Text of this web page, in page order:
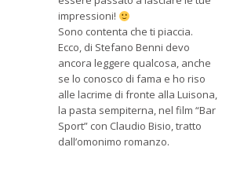
impressioni!
Sono contenta che ti piaccia.
Ecco, di Stefano Benni devo
ancora leggere qualcosa, anche
se lo conosco di fama e ho riso
alle lacrime di fronte alla Luisona,
la pasta sempiterna, nel film “Bar
Sport” con Claudio Bisio, tratto
dall’omonimo romanzo.